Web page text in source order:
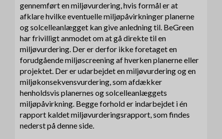
gennemført en miljøvurdering, hvis formål er at
afklare hvilke eventuelle miljøpåvirkninger planerne
og solcelleanlægget kan give anledning til. BeGreen
har frivilligt anmodet om at gå direkte til en
miljøvurdering. Der er derfor ikke foretaget en
forudgående miljøscreening af hverken planerne eller
projektet. Der er udarbejdet en miljøvurdering og en
miljøkonsekvensvurdering, som afdækker
henholdsvis planernes og solcelleanlæggets
miljøpåvirkning. Begge forhold er indarbejdet i én
rapport kaldet miljøvurderingsrapport, som findes
nederst på denne side.